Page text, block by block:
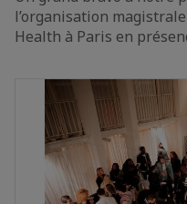
l’organisation
Health à Paris en